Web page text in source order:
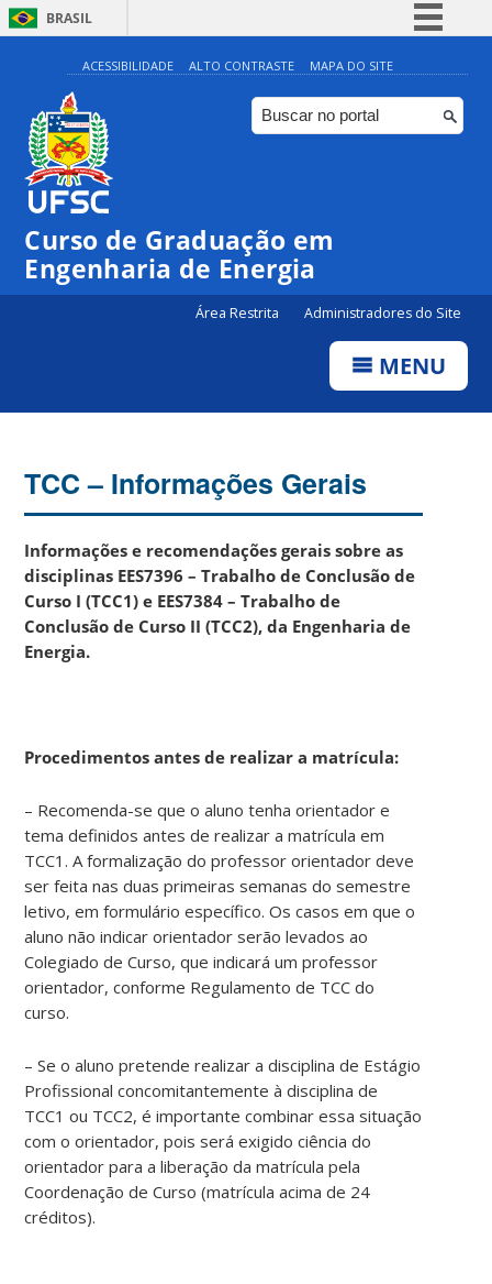
BRASIL
Simplifique!
Comunica BR
Participe
Canais
ACESSIBILIDADE ALTO CONTRASTE MAPA DO SITE
Curso de Graduação em
Engenharia de Energia
Área Restrita Administradores do Site
MENU
TCC – Informações Gerais
Informações e recomendações gerais sobre as
disciplinas EES7396 – Trabalho de Conclusão de
Curso I (TCC1) e EES7384 – Trabalho de
Conclusão de Curso II (TCC2), da Engenharia de
Energia.
Procedimentos antes de realizar a matrícula:
– Recomenda-se que o aluno tenha orientador e
tema definidos antes de realizar a matrícula em
TCC1. A formalização do professor orientador deve
ser feita nas duas primeiras semanas do semestre
letivo, em formulário específico. Os casos em que o
aluno não indicar orientador serão levados ao
Colegiado de Curso, que indicará um professor
orientador, conforme Regulamento de TCC do
curso.
– Se o aluno pretende realizar a disciplina de Estágio
Profissional concomitantemente à disciplina de
TCC1 ou TCC2, é importante combinar essa situação
com o orientador, pois será exigido ciência do
orientador para a liberação da matrícula pela
Coordenação de Curso (matrícula acima de 24
créditos).